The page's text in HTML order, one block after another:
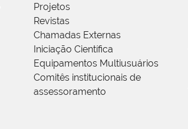
Projetos
Revistas
Chamadas Externas
Iniciação Científica
Equipamentos Multiusuários
Comitês institucionais de
assessoramento